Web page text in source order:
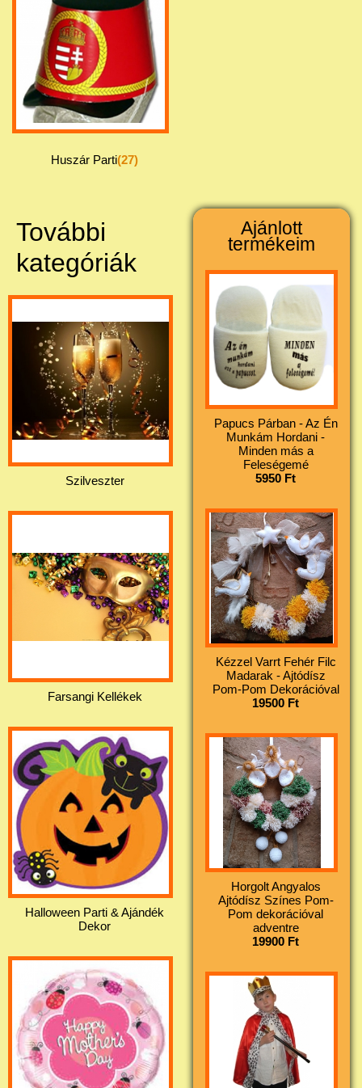
Huszár Parti(27)
További
kategóriák
Szilveszter
Farsangi Kellékek
Halloween Parti & Ajándék
Dekor
Ajánlott
termékeim
Papucs Párban - Az Én
Munkám Hordani -
Minden más a
Feleségemé
5950 Ft
Kézzel Varrt Fehér Filc
Madarak - Ajtódísz
Pom-Pom Dekorációval
19500 Ft
Horgolt Angyalos
Ajtódísz Színes Pom-
Pom dekorációval
adventre
19900 Ft